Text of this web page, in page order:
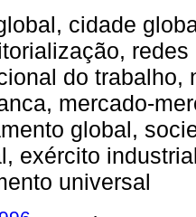
cidade
do trabalho,
mercado-
global,
exército
universal